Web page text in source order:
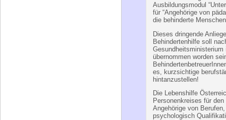
Bundesministeriums für
nun nicht umgesetzt
eine Erweiterung des
Ausbildungsmodul
für “Angehörige von
die behinderte
Dieses dringende
Behindertenhilfe soll
übernommen worden
es, kurzsichtige
hintanzustellen!